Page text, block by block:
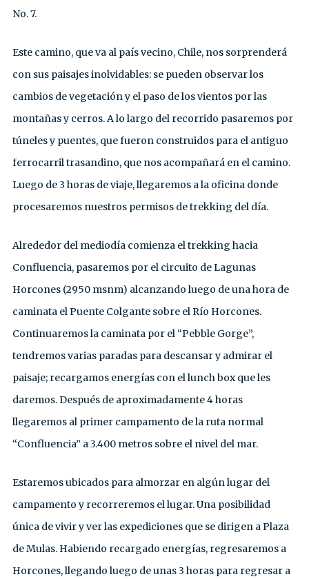
No. 7.
Este camino, que va al país vecino, Chile, nos sorprenderá
con sus paisajes inolvidables: se pueden observar los
cambios de vegetación y el paso de los vientos por las
montañas y cerros. A lo largo del recorrido pasaremos por
túneles y puentes, que fueron construidos para el antiguo
ferrocarril trasandino, que nos acompañará en el camino.
Luego de 3 horas de viaje, llegaremos a la oficina donde
procesaremos nuestros permisos de trekking del día.
Alrededor del mediodía comienza el trekking hacia
Confluencia, pasaremos por el circuito de Lagunas
Horcones (2950 msnm) alcanzando luego de una hora de
caminata el Puente Colgante sobre el Río Horcones.
Continuaremos la caminata por el “Pebble Gorge”,
tendremos varias paradas para descansar y admirar el
paisaje; recargamos energías con el lunch box que les
daremos. Después de aproximadamente 4 horas
llegaremos al primer campamento de la ruta normal
“Confluencia” a 3.400 metros sobre el nivel del mar.
Estaremos ubicados para almorzar en algún lugar del
campamento y recorreremos el lugar. Una posibilidad
única de vivir y ver las expediciones que se dirigen a Plaza
de Mulas. Habiendo recargado energías, regresaremos a
Horcones, llegando luego de unas 3 horas para regresar a